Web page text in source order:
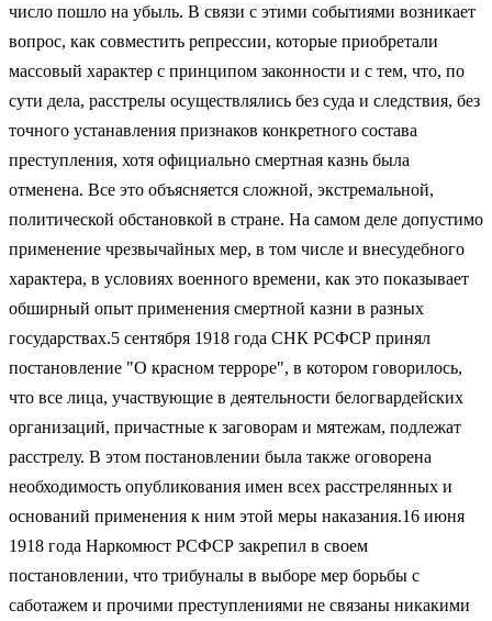
число пошло на убыль. В связи с этими событиями возникает
вопрос, как совместить репрессии, которые приобретали
массовый характер с принципом законности и с тем, что, по
сути дела, расстрелы осуществлялись без суда и следствия, без
точного устанавления признаков конкретного состава
преступления, хотя официально смертная казнь была
отменена. Все это объясняется сложной, экстремальной,
политической обстановкой в стране. На самом деле допустимо
применение чрезвычайных мер, в том числе и внесудебного
характера, в условиях военного времени, как это показывает
обширный опыт применения смертной казни в разных
государствах.5 сентября 1918 года СНК РСФСР принял
постановление "О красном терроре", в котором говорилось,
что все лица, участвующие в деятельности белогвардейских
организаций, причастные к заговорам и мятежам, подлежат
расстрелу. В этом постановлении была также оговорена
необходимость опубликования имен всех расстрелянных и
оснований применения к ним этой меры наказания.16 июня
1918 года Наркомюст РСФСР закрепил в своем
постановлении, что трибуналы в выборе мер борьбы с
саботажем и прочими преступлениями не связаны никакими